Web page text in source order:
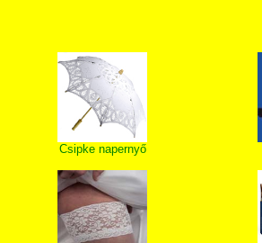
Csipke napernyő